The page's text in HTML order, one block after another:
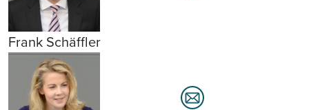
Frank Schäffler